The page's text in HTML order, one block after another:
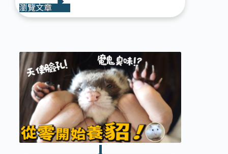
瀏覽文章